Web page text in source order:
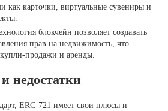
как карточки, виртуальные сувениры и
блокчейн позволяет создавать
прав на недвижимость, что
продажи и аренды.
недостатки
ERC-721 имеет свои плюсы и